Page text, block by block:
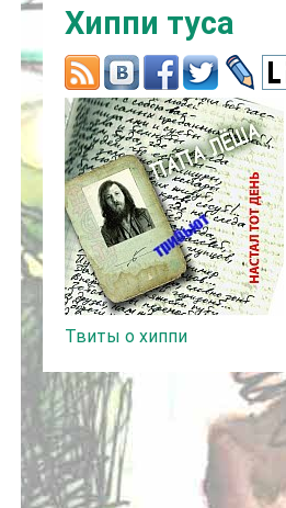
Хиппи туса
Твиты о хиппи